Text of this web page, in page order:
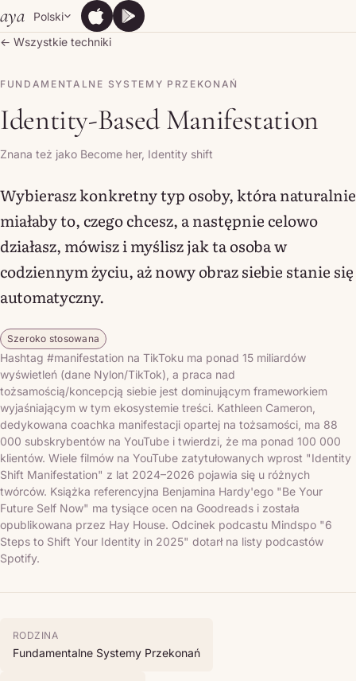
Skip to content
aya Polski App Store
App StoreGoogle Play
Google Play
← Wszystkie techniki
FUNDAMENTALNE SYSTEMY PRZEKONAŃ
Identity-Based Manifestation
Znana też jako Become her, Identity shift
Wybierasz konkretny typ osoby, która naturalnie
miałaby to, czego chcesz, a następnie celowo
działasz, mówisz i myślisz jak ta osoba w
codziennym życiu, aż nowy obraz siebie stanie się
automatyczny.
Szeroko stosowana
Hashtag #manifestation na TikToku ma ponad 15 miliardów
wyświetleń (dane Nylon/TikTok), a praca nad
tożsamością/koncepcją siebie jest dominującym frameworkiem
wyjaśniającym w tym ekosystemie treści. Kathleen Cameron,
dedykowana coachka manifestacji opartej na tożsamości, ma 88
000 subskrybentów na YouTube i twierdzi, że ma ponad 100 000
klientów. Wiele filmów na YouTube zatytułowanych wprost "Identity
Shift Manifestation" z lat 2024–2026 pojawia się u różnych
twórców. Książka referencyjna Benjamina Hardy'ego "Be Your
Future Self Now" ma tysiące ocen na Goodreads i została
opublikowana przez Hay House. Odcinek podcastu Mindspo "6
Steps to Shift Your Identity in 2025" dotarł na listy podcastów
Spotify.
RODZINA
Fundamentalne Systemy Przekonań